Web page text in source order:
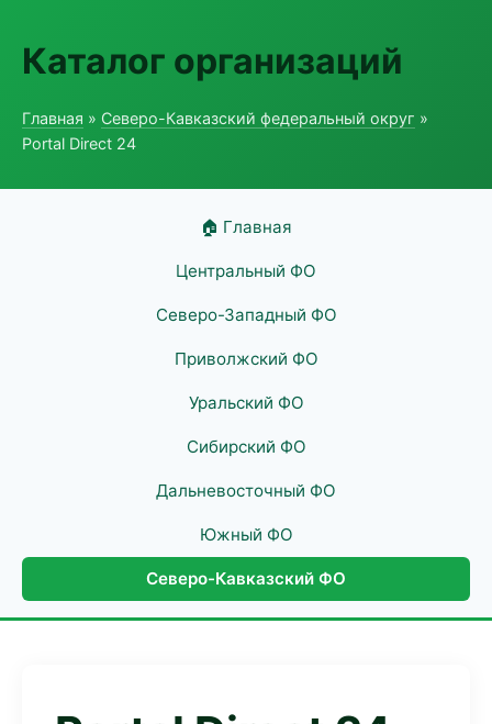
Каталог организаций
Главная » Северо-Кавказский федеральный округ »
Portal Direct 24
🏠 Главная
Центральный ФО
Северо-Западный ФО
Приволжский ФО
Уральский ФО
Сибирский ФО
Дальневосточный ФО
Южный ФО
Северо-Кавказский ФО